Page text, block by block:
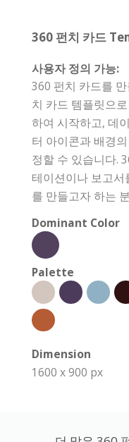
360 펀치 카드
사용자 정의 가능:
360 펀치 카드를
치 카드 템플릿으
하여 시작하고, 데
터 아이콘과 배경
정할 수 있습니다.
테이션이나 보고서
를 만들고자 하는
Dominant Color
Palette
Dimension
1600 x 900 px